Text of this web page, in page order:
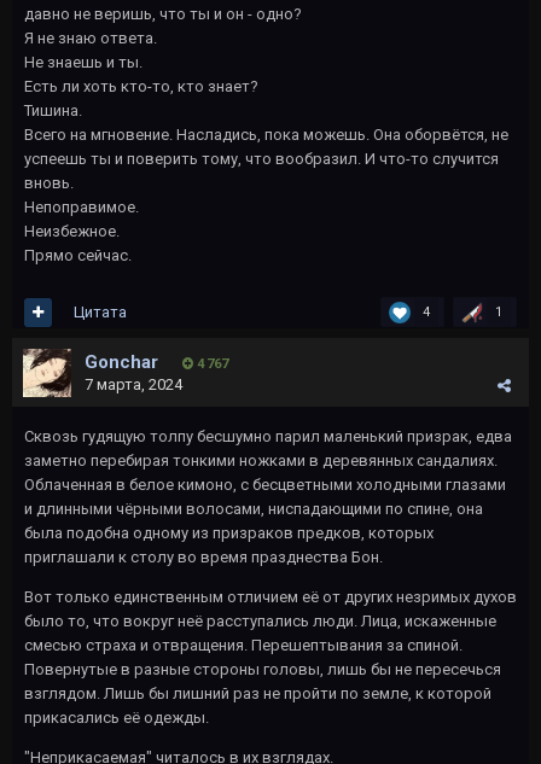
давно не веришь, что ты и он - одно?
Я не знаю ответа.
Не знаешь и ты.
Есть ли хоть кто-то, кто знает?
Тишина.
Всего на мгновение. Насладись, пока можешь. Она оборвётся, не
успеешь ты и поверить тому, что вообразил. И что-то случится
вновь.
Непоправимое.
Неизбежное.
Прямо сейчас.
4 1
Цитата
Gonchar 4 767
7 марта, 2024
Сквозь гудящую толпу бесшумно парил маленький призрак, едва
заметно перебирая тонкими ножками в деревянных сандалиях.
Облаченная в белое кимоно, с бесцветными холодными глазами
и длинными чёрными волосами, ниспадающими по спине, она
была подобна одному из призраков предков, которых
приглашали к столу во время празднества Бон.
Вот только единственным отличием её от других незримых духов
было то, что вокруг неё расступались люди. Лица, искаженные
смесью страха и отвращения. Перешептывания за спиной.
Повернутые в разные стороны головы, лишь бы не пересечься
взглядом. Лишь бы лишний раз не пройти по земле, к которой
прикасались её одежды.
"Неприкасаемая" читалось в их взглядах.